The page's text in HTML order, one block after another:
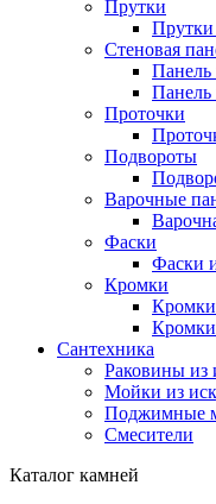
Прутки
Прутки
Стеновая
Панель
Панель
Проточки
Подвороты
Варочные
Фаски
Фаски
Кромки
Кромки
Кромки
Сантехника
Раковины из
Мойки из
Поджимные
Смесители
Каталог камней